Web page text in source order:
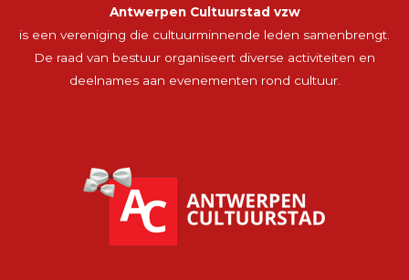
Antwerpen Cultuurstad vzw
is een vereniging die cultuurminnende leden samenbrengt.
De raad van bestuur organiseert diverse activiteiten en
deelnames aan evenementen rond cultuur.